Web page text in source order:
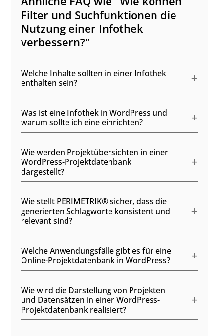
Filter und Suchfunktionen die
Nutzung einer Infothek
verbessern?"
Welche Inhalte sollten in einer Infothek
enthalten sein?
Was ist eine Infothek in WordPress und
warum sollte ich eine einrichten?
Wie werden Projektübersichten in einer
WordPress-Projektdatenbank
dargestellt?
Wie stellt PERIMETRIK® sicher, dass die
generierten Schlagworte konsistent und
relevant sind?
Welche Anwendungsfälle gibt es für eine
Online-Projektdatenbank in WordPress?
Wie wird die Darstellung von Projekten
und Datensätzen in einer WordPress-
Projektdatenbank realisiert?